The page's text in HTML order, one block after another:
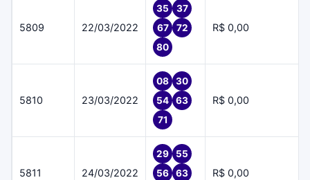
5809 22/03/2022
35
37
67
72
80
R$ 0,00
5810 23/03/2022
08
30
54
63
71
R$ 0,00
5811 24/03/2022
29
55
56
63
R$ 0,00